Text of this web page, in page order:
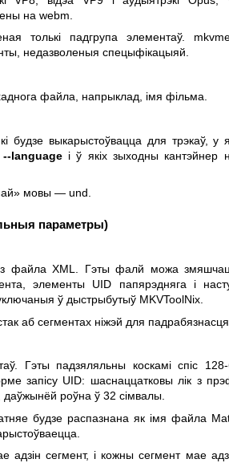
на webm.
толькі падгрупа элементаў.
недазволеныя спецыфікацыяй.
файла, напрыклад, імя фільма.
будзе выкарыстоўвацца для трэкаў, у
--languageі ў якіх зыходны кантэйнер
мовы — und.
параметры)
з файла XML. Гэты фалй можа
элементы UID папярэдняга і
ў дыстрыбутыў MKVToolNix.
аб сегментах ніжэй для
Гэты падзяляльны коскамі спіс 128-
запісу UID: шаснаццатковы лік з
даўжынёй роўна ў 32 сімвалы.
будзе распазнана як імя файла
адзін сегмент, і кожны сегмент мае